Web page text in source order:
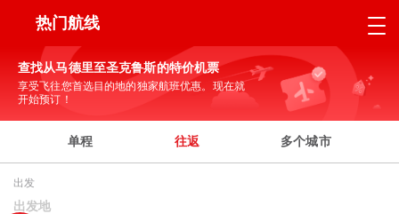
热门航线
查找从马德里至圣克鲁斯的特价机票
享受飞往您首选目的地的独家航班优惠。现在就
开始预订！
单程 往返 多个城市
出发
出发地